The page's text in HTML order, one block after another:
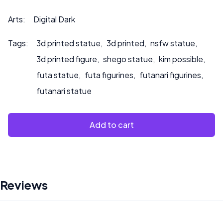
oder wenn Sie möchten, dass wir das Produkt bemalen.
Arts: Digital Dark
Tags: 3d printed statue, 3d printed, nsfw statue,
3d printed figure, shego statue, kim possible,
futa statue, futa figurines, futanari figurines,
futanari statue
Add to cart
Reviews